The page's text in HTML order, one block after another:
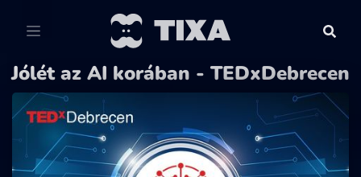
Jólét az AI korában - TEDxDebrecen